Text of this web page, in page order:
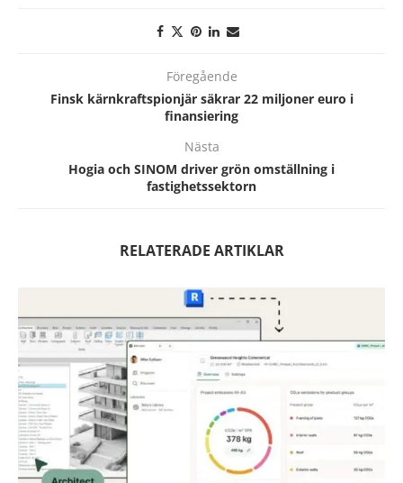
Föregående
Finsk kärnkraftspionjär säkrar 22 miljoner euro i
finansiering
Nästa
Hogia och SINOM driver grön omställning i
fastighetssektorn
RELATERADE ARTIKLAR